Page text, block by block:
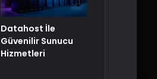
Datahost İle
Güvenilir Sunucu
Hizmetleri